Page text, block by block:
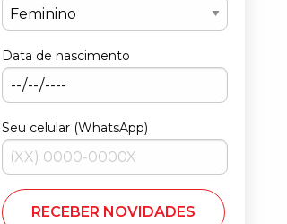
Data de nascimento
Seu celular (WhatsApp)